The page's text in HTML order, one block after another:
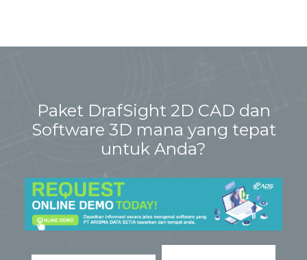
Paket DrafSight 2D CAD dan
Software 3D mana yang tepat
untuk Anda?